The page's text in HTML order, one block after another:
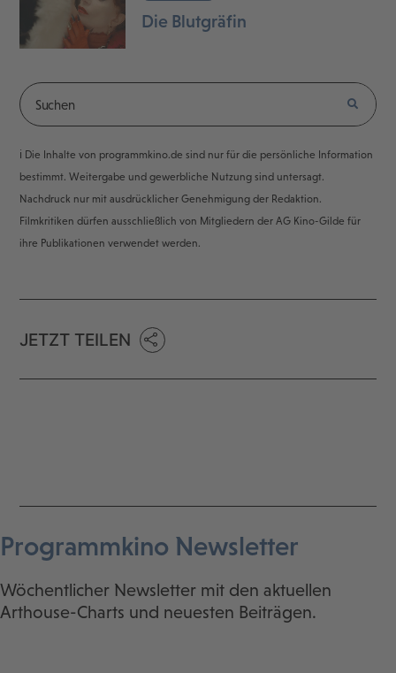
Die Blutgräfin
ℹ️ Die Inhalte von programmkino.de sind nur für die persönliche Information
bestimmt. Weitergabe und gewerbliche Nutzung sind untersagt.
Nachdruck nur mit ausdrücklicher Genehmigung der Redaktion.
Filmkritiken dürfen ausschließlich von Mitgliedern der AG Kino-Gilde für
ihre Publikationen verwendet werden.
JETZT TEILEN
Programmkino Newsletter
Wöchentlicher Newsletter mit den aktuellen
Arthouse-Charts und neuesten Beiträgen.